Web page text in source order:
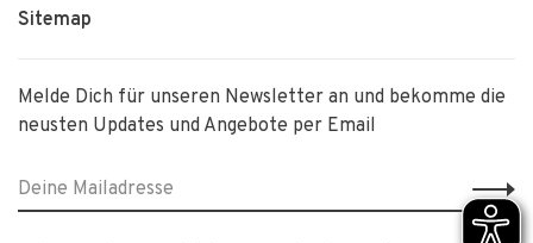
Sitemap
Melde Dich für unseren Newsletter an und bekomme die
neusten Updates und Angebote per Email